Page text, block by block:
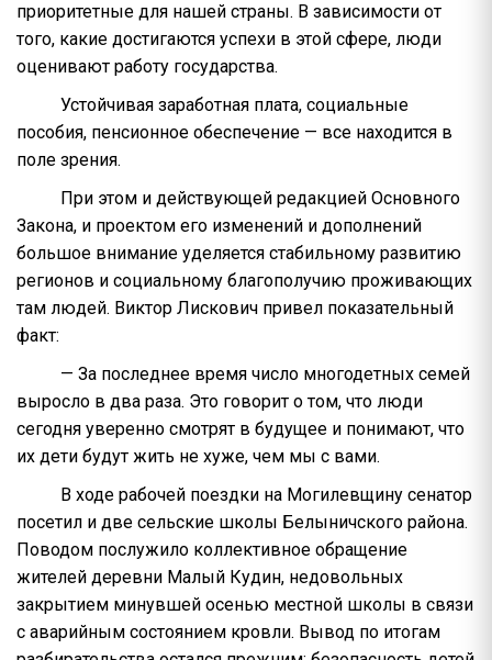
приоритетные для нашей страны. В зависимости от
того, какие достигаются успехи в этой сфере, люди
оценивают работу государства.
Устойчивая заработная плата, социальные
пособия, пенсионное обеспечение — все находится в
поле зрения.
При этом и действующей редакцией Основного
Закона, и проектом его изменений и дополнений
большое внимание уделяется стабильному развитию
регионов и социальному благополучию проживающих
там людей. Виктор Лискович привел показательный
факт:
— За последнее время число многодетных семей
выросло в два раза. Это говорит о том, что люди
сегодня уверенно смотрят в будущее и понимают, что
их дети будут жить не хуже, чем мы с вами.
В ходе рабочей поездки на Могилевщину сенатор
посетил и две сельские школы Белыничского района.
Поводом послужило коллективное обращение
жителей деревни Малый Кудин, недовольных
закрытием минувшей осенью местной школы в связи
с аварийным состоянием кровли. Вывод по итогам